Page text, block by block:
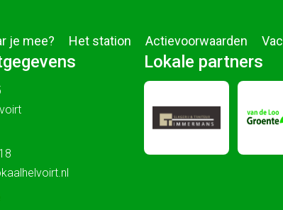
je mee? Het station Actievoorwaarden
Lokale partners